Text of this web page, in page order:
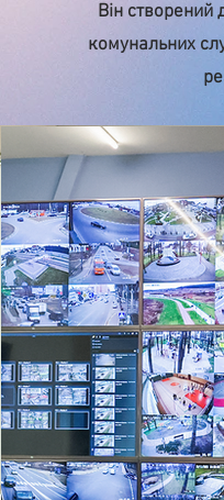
Він створений
комунальних